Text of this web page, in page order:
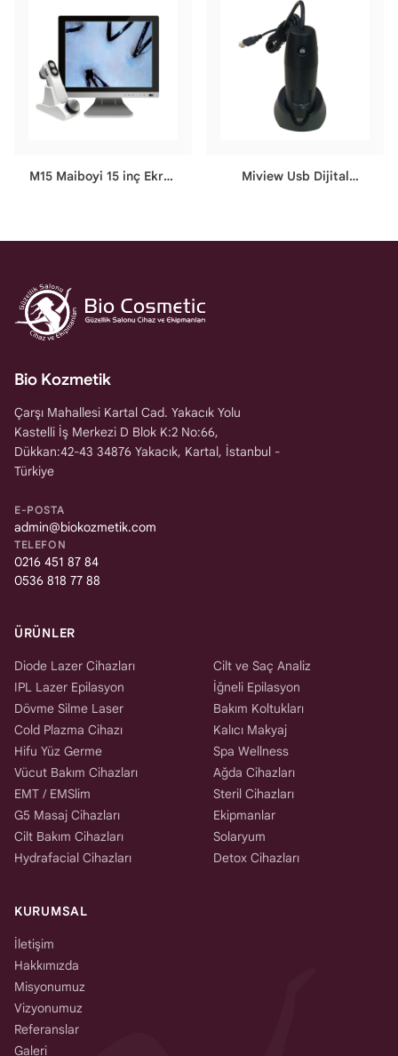
M15 Maiboyi 15 inç Ekran
Miview Usb Dijital
Bio Kozmetik
Çarşı Mahallesi Kartal Cad. Yakacık Yolu
Kastelli İş Merkezi D Blok K:2 No:66,
Dükkan:42-43 34876 Yakacık, Kartal, İstanbul -
Türkiye
E-POSTA
admin@biokozmetik.com
TELEFON
0216 451 87 84
0536 818 77 88
ÜRÜNLER
Diode Lazer Cihazları
IPL Lazer Epilasyon
Dövme Silme Laser
Cold Plazma Cihazı
Hifu Yüz Germe
Vücut Bakım Cihazları
EMT / EMSlim
G5 Masaj Cihazları
Cilt Bakım Cihazları
Hydrafacial Cihazları
Cilt ve Saç Analiz
İğneli Epilasyon
Bakım Koltukları
Kalıcı Makyaj
Spa Wellness
Ağda Cihazları
Steril Cihazları
Ekipmanlar
Solaryum
Detox Cihazları
KURUMSAL
İletişim
Hakkımızda
Misyonumuz
Vizyonumuz
Referanslar
Galeri